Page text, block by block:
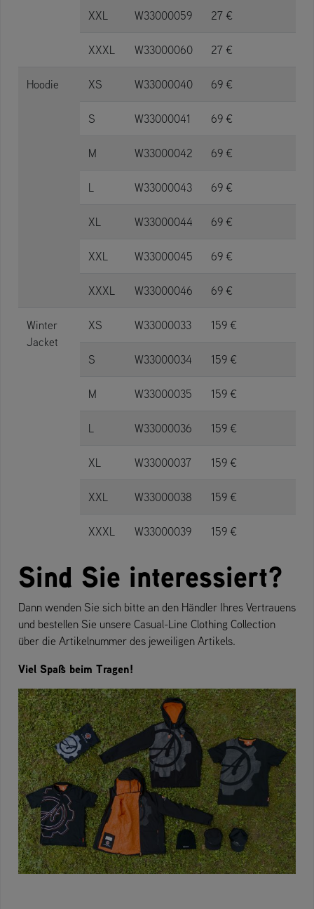
XXL W33000059 27 €
XXXL W33000060 27 €
Hoodie XS W33000040 69 €
S W33000041 69 €
M W33000042 69 €
L W33000043 69 €
XL W33000044 69 €
XXL W33000045 69 €
XXXL W33000046 69 €
Winter
Jacket
XS W33000033 159 €
S W33000034 159 €
M W33000035 159 €
L W33000036 159 €
XL W33000037 159 €
XXL W33000038 159 €
XXXL W33000039 159 €
Sind Sie interessiert?
Dann wenden Sie sich bitte an den Händler Ihres Vertrauens
und bestellen Sie unsere Casual-Line Clothing Collection
über die Artikelnummer des jeweiligen Artikels.
Viel Spaß beim Tragen!